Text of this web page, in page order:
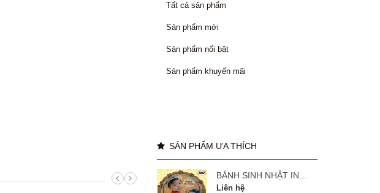
Tất cả sản phẩm
Sản phẩm mới
Sản phẩm nổi bật
Sản phẩm khuyến mãi
SẢN PHẨM ƯA THÍCH
BÁNH SINH NHẬT IN...
Liên hệ